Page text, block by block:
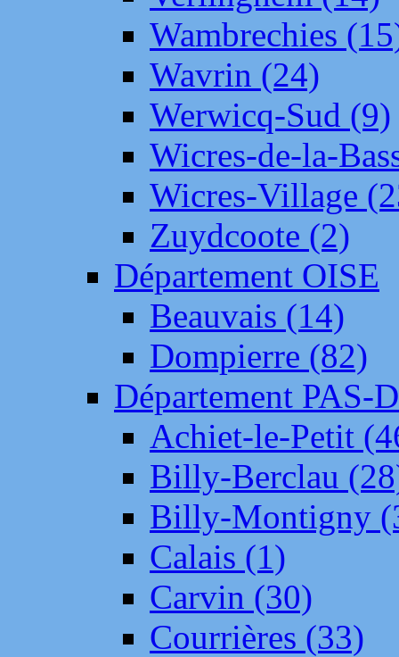
Wambrechies
Wavrin (24)
Werwicq-Sud (9)
Wicres-de-la-
Wicres-Village
Zuydcoote (2)
Département OISE
Beauvais (14)
Dompierre (82)
Département PAS-
Achiet-le-Petit
Billy-Berclau
Billy-Montigny
Calais (1)
Carvin (30)
Courrières (33)